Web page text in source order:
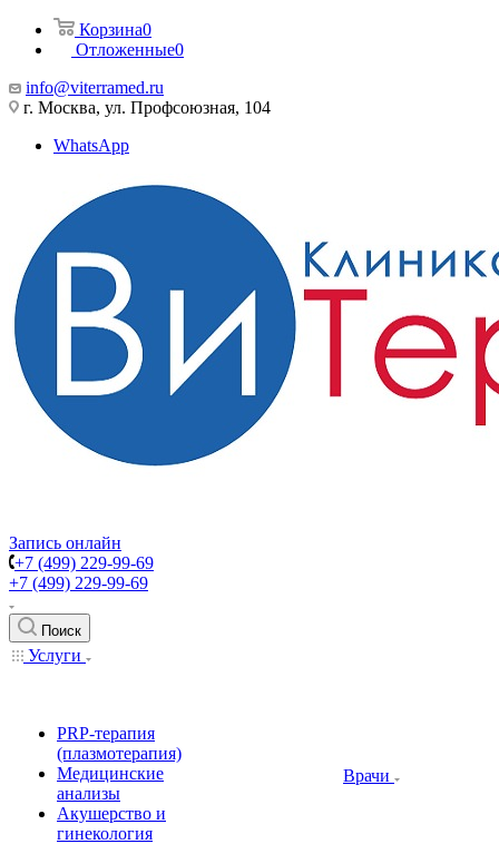
Корзина0
Отложенные0
info@viterramed.ru
г. Москва, ул. Профсоюзная, 104
WhatsApp
Запись онлайн
+7 (499) 229-99-69
+7 (499) 229-99-69
Поиск
Услуги
PRP-терапия
(плазмотерапия)
Медицинские
анализы
Акушерство и
гинекология
Врачи